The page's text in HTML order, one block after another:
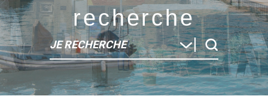
recherche
JE RECHERCHE
Type de bien